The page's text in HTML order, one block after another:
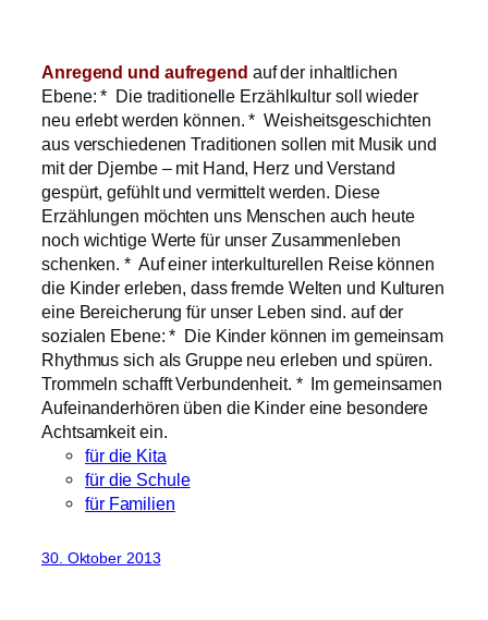
Anregend und aufregend auf der inhaltlichen
Ebene: * Die traditionelle Erzählkultur soll wieder
neu erlebt werden können. * Weisheitsgeschichten
aus verschiedenen Traditionen sollen mit Musik und
mit der Djembe – mit Hand, Herz und Verstand
gespürt, gefühlt und vermittelt werden. Diese
Erzählungen möchten uns Menschen auch heute
noch wichtige Werte für unser Zusammenleben
schenken. * Auf einer interkulturellen Reise können
die Kinder erleben, dass fremde Welten und Kulturen
eine Bereicherung für unser Leben sind. auf der
sozialen Ebene: * Die Kinder können im gemeinsam
Rhythmus sich als Gruppe neu erleben und spüren.
Trommeln schafft Verbundenheit. * Im gemeinsamen
Aufeinanderhören üben die Kinder eine besondere
Achtsamkeit ein.
für die Kita
für die Schule
für Familien
30. Oktober 2013